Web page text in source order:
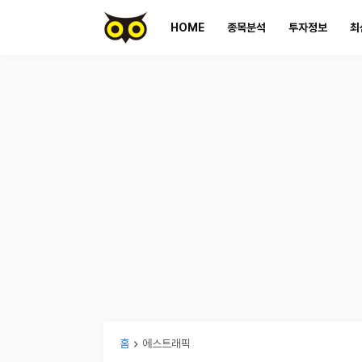
HOME 종목분석 투자정보 최
홈 에스트래픽